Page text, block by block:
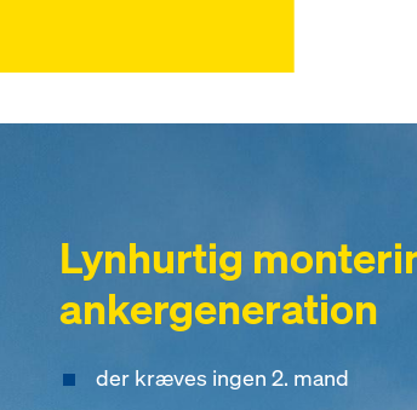
Lynhurtig
ankergeneration
der kræves ingen 2. mand